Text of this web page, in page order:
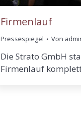
Firmenlauf
Pressespiegel Von
Die Strato GmbH
Firmenlauf